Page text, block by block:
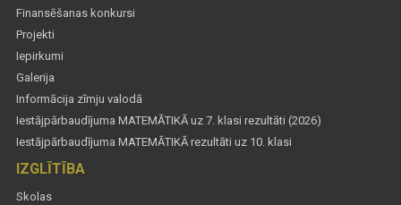
Finansēšanas konkursi
Projekti
Iepirkumi
Galerija
Informācija zīmju valodā
Iestājpārbaudījuma MATEMĀTIKĀ uz 7. klasi rezultāti (2026)
Iestājpārbaudījuma MATEMĀTIKĀ rezultāti uz 10. klasi
IZGLĪTĪBA
Skolas